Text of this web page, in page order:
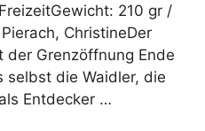
210 gr /
ChristineDer
der Grenzöffnung Ende
selbst die Waidler, die
Entdecker …